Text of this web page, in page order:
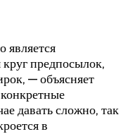
является
предпосылок,
— объясняет
давать сложно, так
в